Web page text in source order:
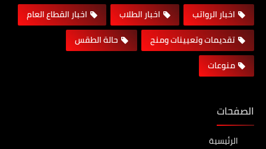
اخبار الرواتب اخبار الطلاب
اخبار القطاع العام
تقديمات وتعيينات ومنح
حالة الطقس
منوعات
الصفحات
الرئيسية